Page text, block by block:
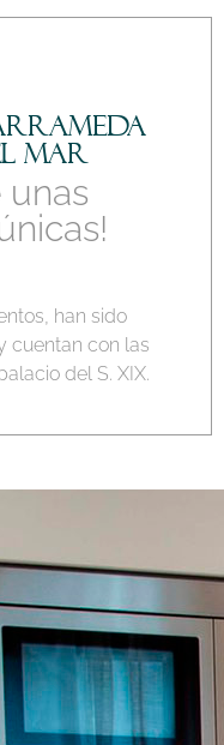
mar
unas
han sido
cuentan con las
del S. XIX.